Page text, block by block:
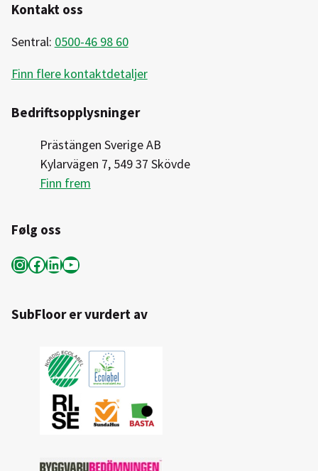
Kontakt oss
Sentral: 0500-46 98 60
Finn flere kontaktdetaljer
Bedriftsopplysninger
Prästängen Sverige AB
Kylarvägen 7, 549 37 Skövde
Finn frem
Følg oss
InstagramFacebook LinkedIn YouTube
SubFloor er vurdert av